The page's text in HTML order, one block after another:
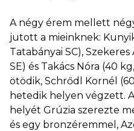
A négy érem mellett
jutott a mieinknek:
Tatabányai SC),
SE) és Takács Nóra (40
ötödik, Schrődl Kornél
hetedik helyen végzett.
helyét Grúzia szerezte
és egy bronzéremmel,